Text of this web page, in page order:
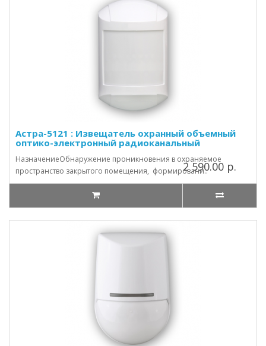
Астра-5121 : Извещатель охранный объемный
оптико-электронный радиоканальный
НазначениеОбнаружение проникновения в охраняемое
пространство закрытого помещения, формировани..2 590.00 р.